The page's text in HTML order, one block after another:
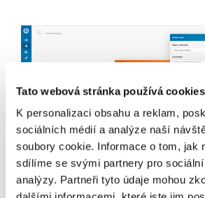
Tato webová stránka používá cookies
K personalizaci obsahu a reklam,
sociálních médií a analýze naší
soubory cookie. Informace o tom, jak
sdílíme se svými partnery pro
analýzy. Partneři tyto údaje mohou
Dále spojíme náš projekt se službou pro